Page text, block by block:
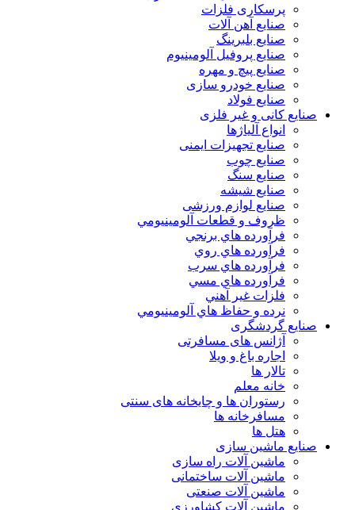
پرسکاری فلزات
صنایع آهن آلات
صنایع بلبرینگ
صنایع پروفیل آلومینیوم
صنایع پیچ و مهره
صنایع خودرو سازی
صنایع فولاد
صنایع کانی و غیر فلزی
انواع آلياژها
صنایع تجهیزات ایمنی
صنایع چوب
صنایع سنگ
صنایع شیشه
صنایع لوازم ورزشی
ظروف و قطعات آلومينيومي
فرآورده هاي برنجي
فرآورده هاي روي
فرآورده هاي سرب
فرآورده هاي مسي
فلزات غير آهني
نرده و حفاظ هاي آلومينيومي
صنایع گردشگری
آژانس های مسافرتی
اجاره باغ و ویلا
تالار ها
خانه معلم
رستوران ها و چایخانه های سنتی
مسافرخانه ها
هتل ها
صنایع ماشین سازی
ماشین آلات راه سازی
ماشین آلات ساختمانی
ماشین آلات صنعتی
ماشین آلات کشاورزی